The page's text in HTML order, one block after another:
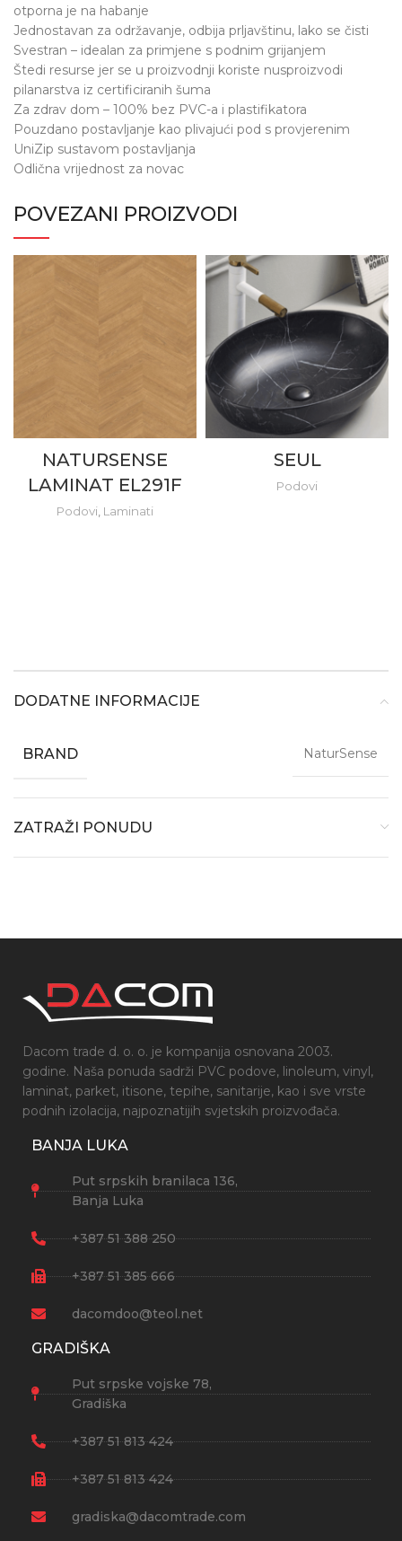
otporna je na habanje
Jednostavan za održavanje, odbija prljavštinu, lako se čisti
Svestran – idealan za primjene s podnim grijanjem
Štedi resurse jer se u proizvodnji koriste nusproizvodi
pilanarstva iz certificiranih šuma
Za zdrav dom – 100% bez PVC-a i plastifikatora
Pouzdano postavljanje kao plivajući pod s provjerenim
UniZip sustavom postavljanja
Odlična vrijednost za novac
POVEZANI PROIZVODI
NATURSENSE
LAMINAT EL291F
Podovi Laminati
SEUL
Podovi
DODATNE INFORMACIJE
BRAND NaturSense
ZATRAŽI PONUDU
Dacom trade d. o. o. je kompanija osnovana 2003.
godine. Naša ponuda sadrži PVC podove, linoleum, vinyl,
laminat, parket, itisone, tepihe, sanitarije, kao i sve vrste
podnih izolacija, najpoznatijih svjetskih proizvođača.
BANJA LUKA
Put srpskih branilaca 136,
Banja Luka
+387 51 388 250
+387 51 385 666
dacomdoo@teol.net
GRADIŠKA
Put srpske vojske 78,
Gradiška
+387 51 813 424
+387 51 813 424
gradiska@dacomtrade.com